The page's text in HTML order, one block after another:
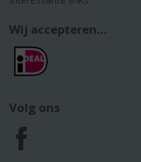
Wij accepteren...
Volg ons
F